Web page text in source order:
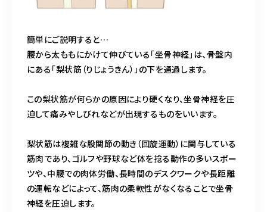
簡単にご説明すると…
腰から太ももにかけて伸びている「坐骨神経」は、骨盤内
にある「梨状筋（りじょうきん）」の下を通過します。
この梨状筋が何らかの原因により硬くなり、坐骨神経を圧
迫して痛みやしびれなどが出現するものをいいます。
梨状筋は複雑な股関節の動き（回旋運動）に関与している
筋肉であり、ゴルフや野球など体を捻る動作の多いスポー
ツや、中腰での肉体労働、長時間のデスクワークや長距離
の運転などによって、筋肉の柔軟性がなくなることで坐骨
神経を圧迫します。